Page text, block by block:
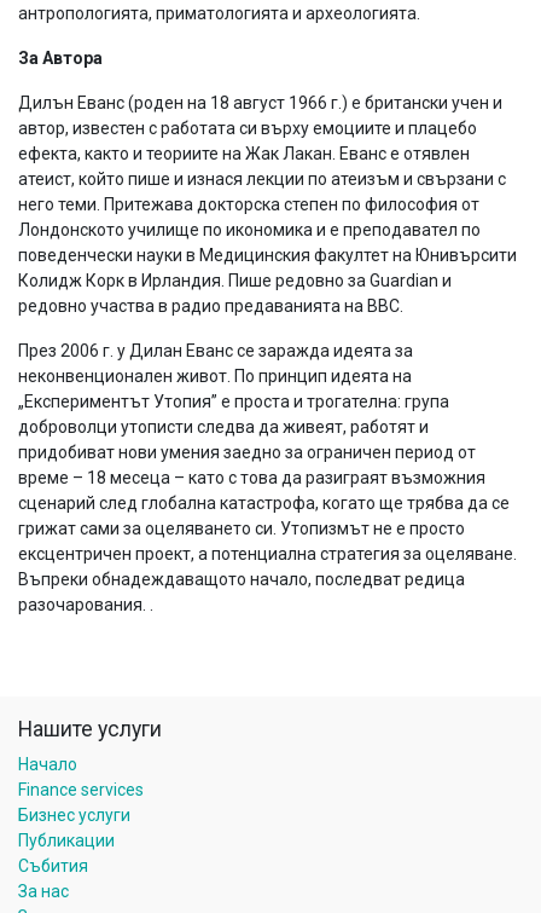
антропологията, приматологията и археологията.
За Автора
Дилън Еванс (роден на 18 август 1966 г.) е британски учен и
автор, известен с работата си върху емоциите и плацебо
ефекта, както и теориите на Жак Лакан. Еванс е отявлен
атеист, който пише и изнася лекции по атеизъм и свързани с
него теми. Притежава докторска степен по философия от
Лондонското училище по икономика и е преподавател по
поведенчески науки в Медицинския факултет на Юнивърсити
Колидж Корк в Ирландия. Пише редовно за Guardian и
редовно участва в радио предаванията на BBC.
През 2006 г. у Дилан Еванс се заражда идеята за
неконвенционален живот. По принцип идеята на
„Експериментът Утопия” е проста и трогателна: група
доброволци утописти следва да живеят, работят и
придобиват нови умения заедно за ограничен период от
време – 18 месеца – като с това да разиграят възможния
сценарий след глобална катастрофа, когато ще трябва да се
грижат сами за оцеляването си. Утопизмът не е просто
ексцентричен проект, а потенциална стратегия за оцеляване.
Въпреки обнадеждаващото начало, последват редица
разочарования. .
Нашите услуги
Начало
Finance services
Бизнес услуги
Публикации
Събития
За нас